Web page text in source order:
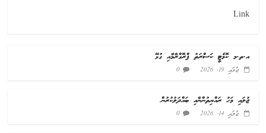
Link
އ.ތ.މ ކޮމެޓީ ކަސްރަތު ޕްރޮގްރާމާއި ގުޅޭ
ޖުލައި 19, 2026 0
ޖުލައި މަހު ރައްޔިތުންނާއި ބައްދަލުކުރުން
ޖުލައި 14, 2026 0